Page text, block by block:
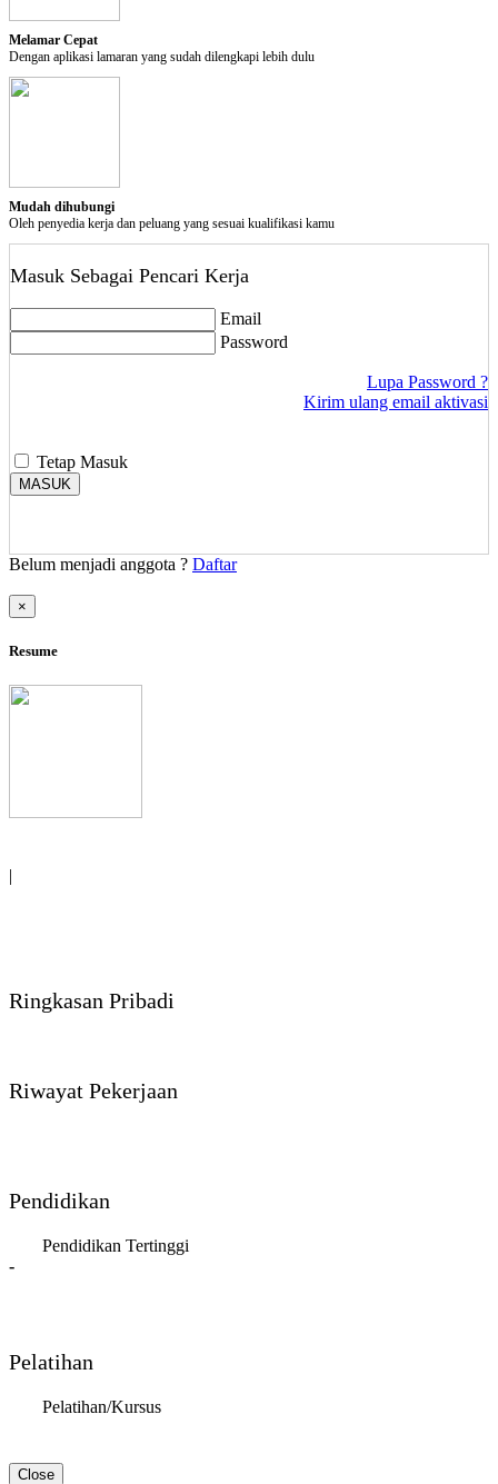
delete Tutup Akun
Melamar Cepat
Dengan aplikasi lamaran yang sudah dilengkapi lebih dulu
Mudah dihubungi
Oleh penyedia kerja dan peluang yang sesuai kualifikasi kamu
Masuk Sebagai Pencari Kerja
Email
Password
Lupa Password ?
Kirim ulang email aktivasi
Tetap Masuk
MASUK
Belum menjadi anggota ? Daftar
×
Resume
|
Ringkasan Pribadi
Riwayat Pekerjaan
Pendidikan
Pendidikan Tertinggi
-
Pelatihan
Pelatihan/Kursus
Close